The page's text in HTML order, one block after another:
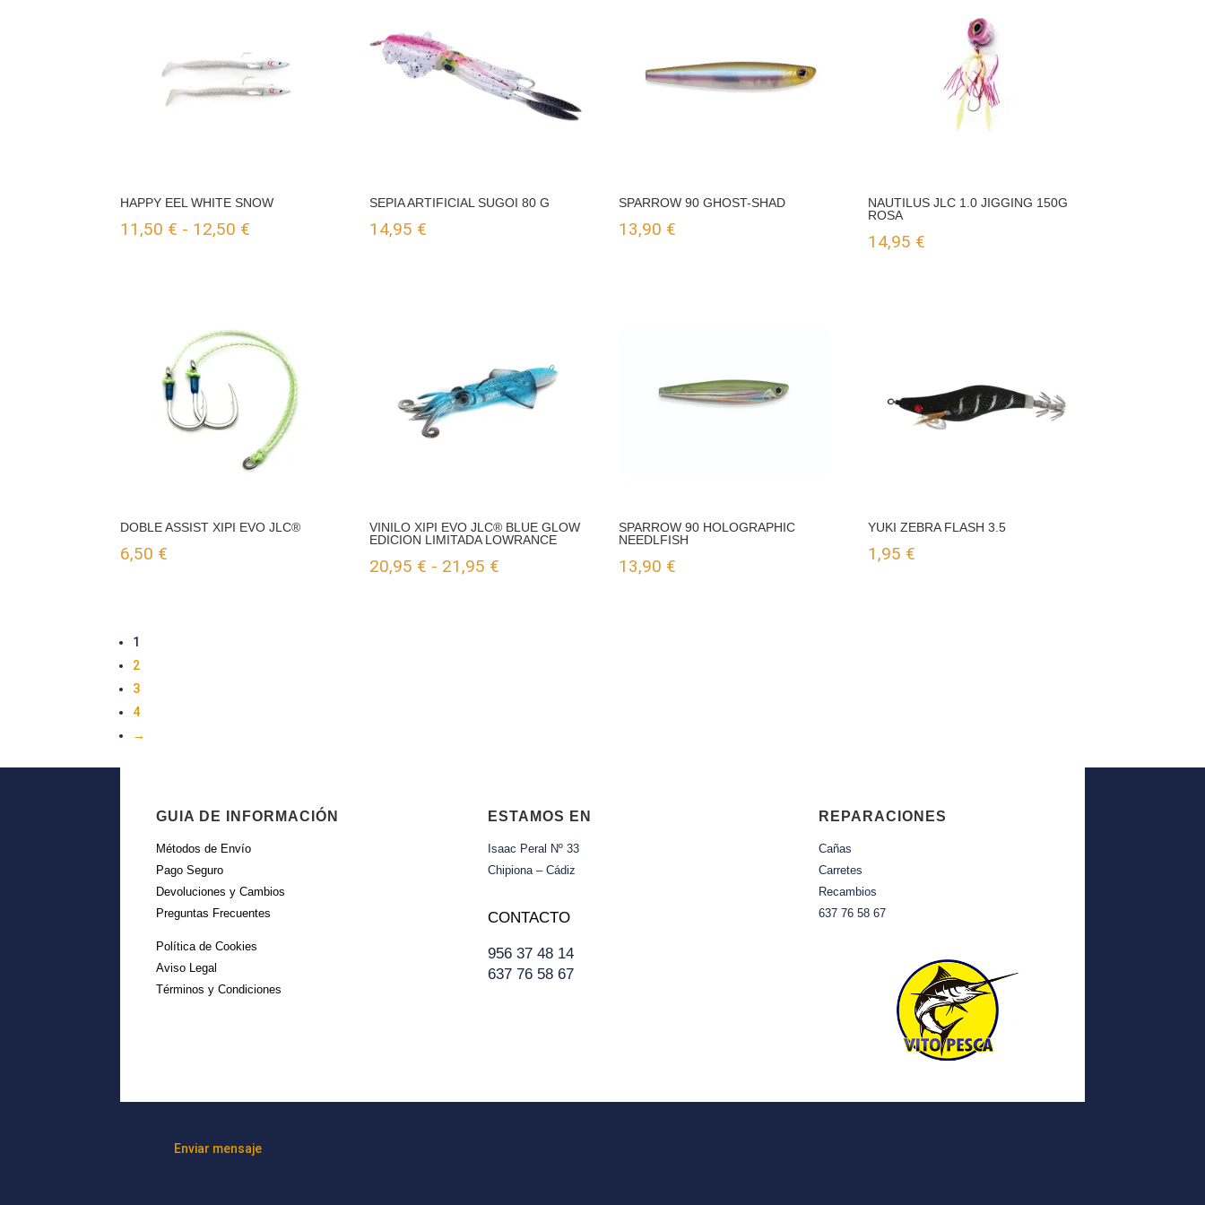
HAPPY EEL WHITE SNOW
11,50 € - 12,50 €
11,50 €
hasta
12,50 €
SEPIA ARTIFICIAL SUGOI 80 G
14,95 €
SPARROW 90 GHOST-SHAD
13,90 €
NAUTILUS JLC 1.0 JIGGING 150G
ROSA
14,95 €
DOBLE ASSIST XIPI EVO JLC®
6,50 €
VINILO XIPI EVO JLC® BLUE GLOW
EDICION LIMITADA LOWRANCE
20,95 € - 21,95 €
SPARROW 90 HOLOGRAPHIC
NEEDLFISH
13,90 €
YUKI ZEBRA FLASH 3.5
1,95 €
1
2
3
4
→
GUIA DE INFORMACIÓN
Métodos de Envío
Pago Seguro
Devoluciones y Cambios
Preguntas Frecuentes
Política de Cookies
Aviso Legal
Términos y Condiciones
ESTAMOS EN
Isaac Peral Nº 33
Chipiona – Cádiz
CONTACTO
956 37 48 14
637 76 58 67
REPARACIONES
Cañas
Carretes
Recambios
637 76 58 67
Enviar mensaje